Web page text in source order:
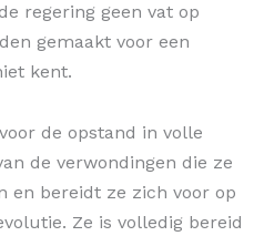
regering geen vat op
gemaakt voor een
kent.
de opstand in volle
de verwondingen die ze
en bereidt ze zich voor op
Ze is volledig bereid